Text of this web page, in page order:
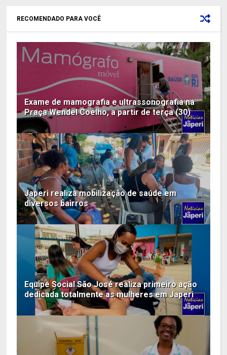
RECOMENDADO PARA VOCÊ
Exame de mamografia e ultrassonografia na
Praça Wendel Coelho, a partir de terça (30)
Japeri realiza mobilização de saúde em
diversos bairros
Equipe Social São José realiza primeiro ação
dedicada totalmente as mulheres em Japeri